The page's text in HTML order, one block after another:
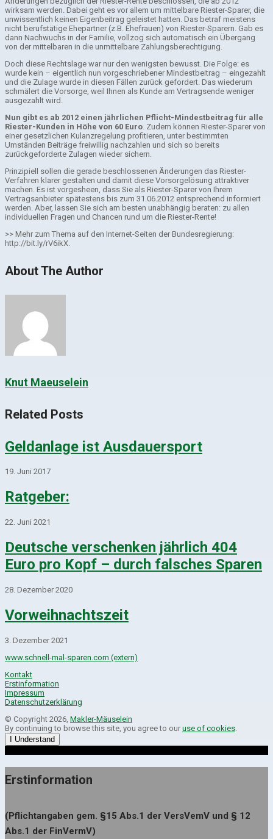
wirksam werden. Dabei geht es vor allem um mittelbare Riester-Sparer, die
unwissentlich keinen Eigenbeitrag geleistet hatten. Das betraf meistens
nicht berufstätige Ehepartner (z.B. Ehefrauen) von Riester-Sparern. Gab es
dann Nachwuchs in der Familie, vollzog sich automatisch ein Übergang
von der mittelbaren in die unmittelbare Zahlungsberechtigung.
Doch diese Rechtslage war nur den wenigsten bewusst. Die Folge: es
wurde kein – eigentlich nun vorgeschriebener Mindestbeitrag – eingezahlt
und die Zulage wurde in diesen Fällen zurück gefordert. Das wiederum
schmälert die Vorsorge, weil Ihnen als Kunde am Vertragsende weniger
ausgezahlt wird.
Nun gibt es ab 2012 einen jährlichen Pflicht-Mindestbeitrag für alle
Riester-Kunden in Höhe von 60 Euro . Zudem können Riester-Sparer von
einer gesetzlichen Kulanzregelung profitieren, unter bestimmten
Umständen Beiträge freiwillig nachzahlen und sich so bereits
zurückgeforderte Zulagen wieder sichern.
Prinzipiell sollen die gerade beschlossenen Änderungen das Riester-
Verfahren klarer gestalten und damit diese Vorsorgelösung attraktiver
machen. Es ist vorgesheen, dass Sie als Riester-Sparer von Ihrem
Vertragsanbieter spätestens bis zum 31.06.2012 entsprechend informiert
werden. Aber, lassen Sie sich am besten unabhängig beraten: zu allen
individuellen Fragen und Chancen rund um die Riester-Rente!
>> Mehr zum Thema auf den Internet-Seiten der Bundesregierung:
http://bit.ly/rV6ikX.
About The Author
Knut Maeuselein
Related Posts
Geldanlage ist Ausdauersport
19. Juni 2017
Ratgeber:
22. Juni 2021
Deutsche verschenken jährlich 404
Euro pro Kopf – durch falsches Sparen
28. Dezember 2020
Vorweihnachtszeit
3. Dezember 2021
www.schnell-mal-sparen.com (extern)
Kontakt
Erstinformation
Impressum
Datenschutzerklärung
© Copyright 2026, Makler-Mäuselein
By continuing to browse this site, you agree to our use of cookies
I Understand
Erstinformation
(Pflichtangaben gem. §15 Abs.1 der VersVemV und § 12
Abs.1 der FinVermV)